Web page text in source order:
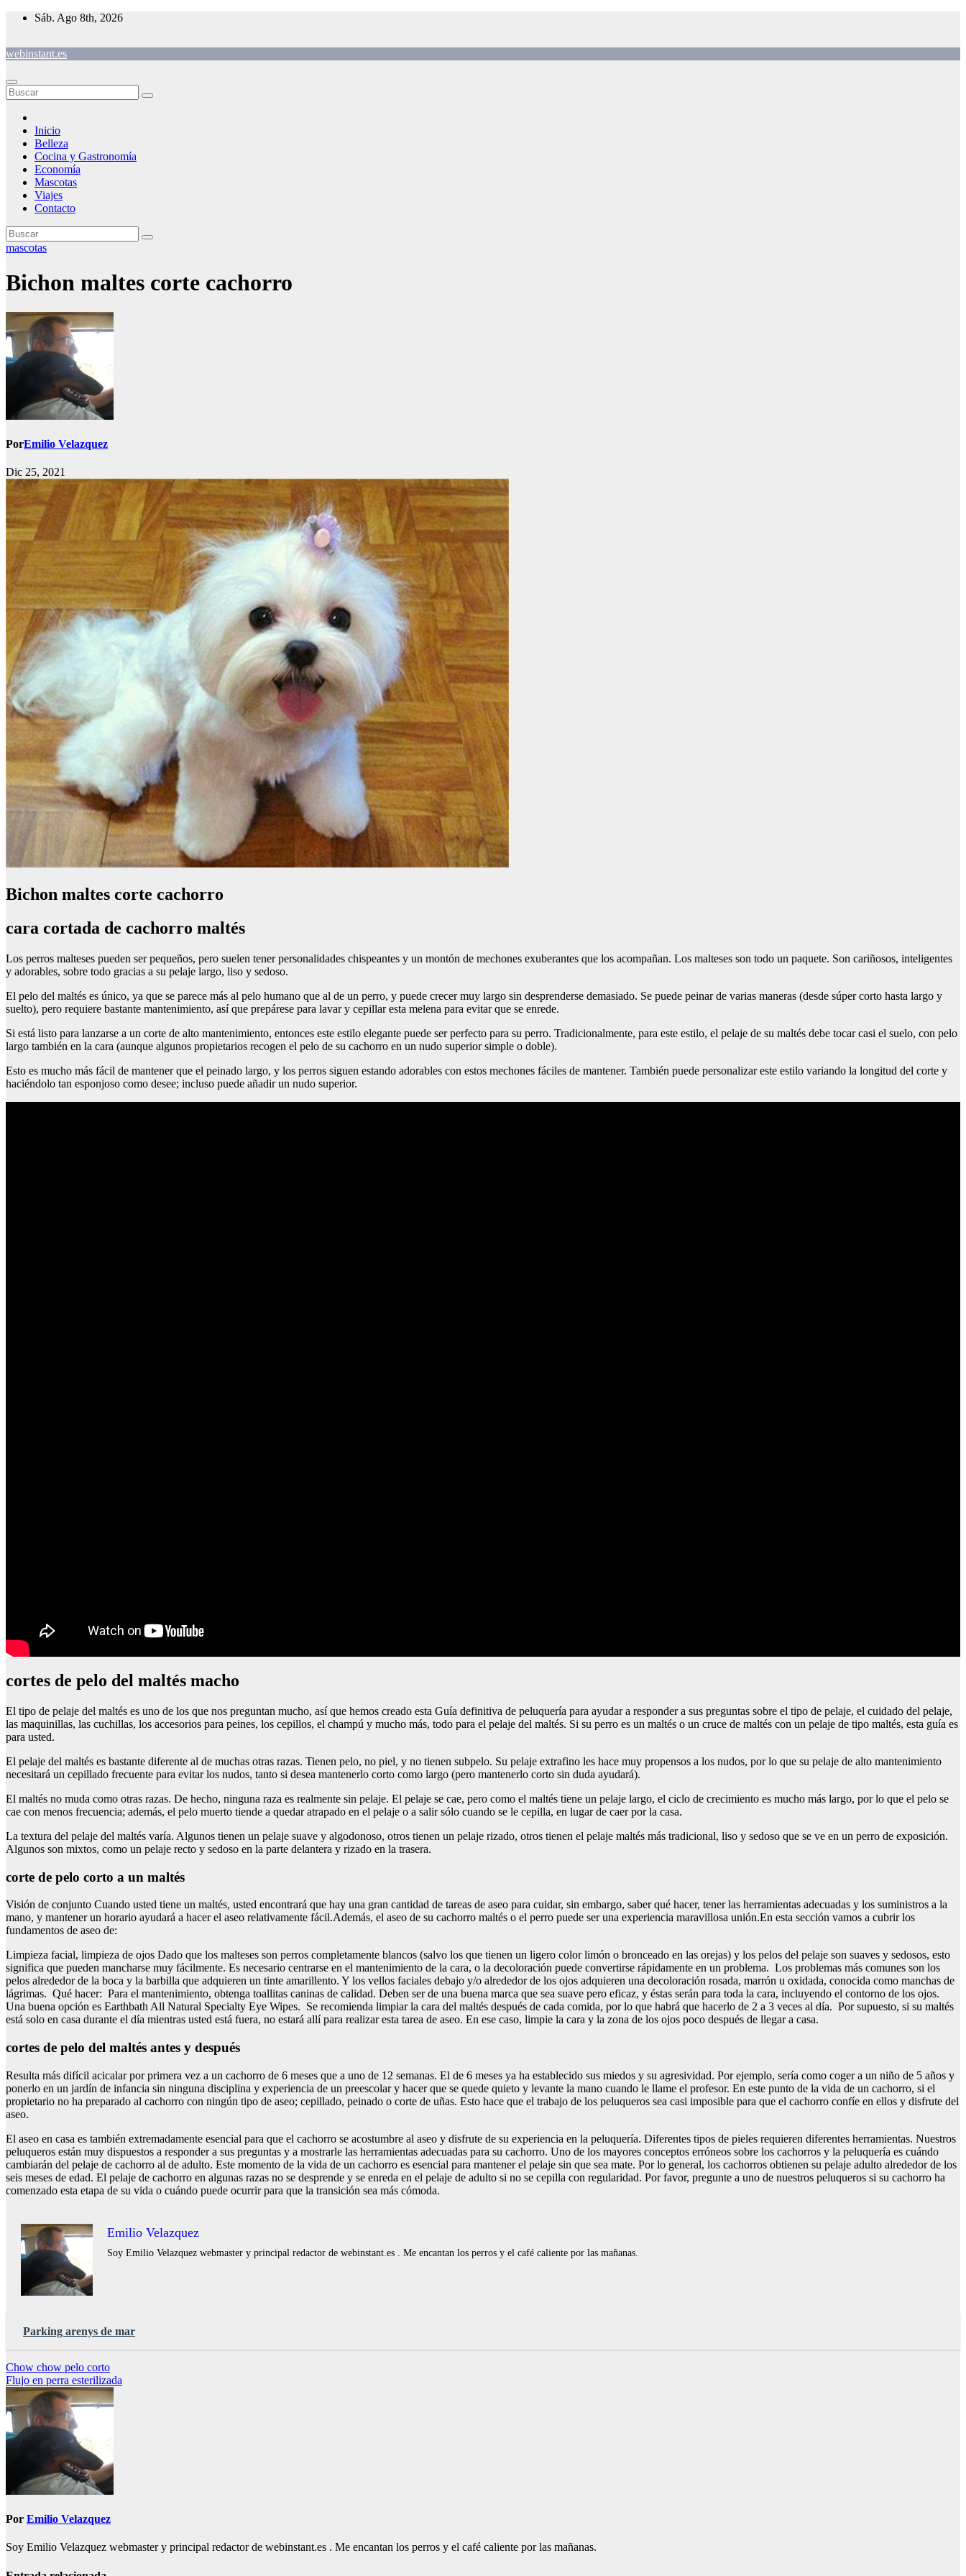
Saltar
Sáb. Ago 8th, 2026
webinstant.es
Inicio
Belleza
Cocina y Gastronomía
Economía
Mascotas
Viajes
Contacto
mascotas
Bichon maltes corte cachorro
PorEmilio Velazquez
Dic 25, 2021
Bichon maltes corte cachorro
cara cortada de cachorro maltés
Los perros malteses pueden ser pequeños, pero suelen tener personalidades chispeantes y un montón de mechones exuberantes que los acompañan. Los malteses son todo un paquete. Son cariñosos, inteligentes
y adorables, sobre todo gracias a su pelaje largo, liso y sedoso.
El pelo del maltés es único, ya que se parece más al pelo humano que al de un perro, y puede crecer muy largo sin desprenderse demasiado. Se puede peinar de varias maneras (desde súper corto hasta largo y
suelto), pero requiere bastante mantenimiento, así que prepárese para lavar y cepillar esta melena para evitar que se enrede.
Si está listo para lanzarse a un corte de alto mantenimiento, entonces este estilo elegante puede ser perfecto para su perro. Tradicionalmente, para este estilo, el pelaje de su maltés debe tocar casi el suelo, con pelo
largo también en la cara (aunque algunos propietarios recogen el pelo de su cachorro en un nudo superior simple o doble).
Esto es mucho más fácil de mantener que el peinado largo, y los perros siguen estando adorables con estos mechones fáciles de mantener. También puede personalizar este estilo variando la longitud del corte y
haciéndolo tan esponjoso como desee; incluso puede añadir un nudo superior.
cortes de pelo del maltés macho
El tipo de pelaje del maltés es uno de los que nos preguntan mucho, así que hemos creado esta Guía definitiva de peluquería para ayudar a responder a sus preguntas sobre el tipo de pelaje, el cuidado del pelaje,
las maquinillas, las cuchillas, los accesorios para peines, los cepillos, el champú y mucho más, todo para el pelaje del maltés. Si su perro es un maltés o un cruce de maltés con un pelaje de tipo maltés, esta guía es
para usted.
El pelaje del maltés es bastante diferente al de muchas otras razas. Tienen pelo, no piel, y no tienen subpelo. Su pelaje extrafino les hace muy propensos a los nudos, por lo que su pelaje de alto mantenimiento
necesitará un cepillado frecuente para evitar los nudos, tanto si desea mantenerlo corto como largo (pero mantenerlo corto sin duda ayudará).
El maltés no muda como otras razas. De hecho, ninguna raza es realmente sin pelaje. El pelaje se cae, pero como el maltés tiene un pelaje largo, el ciclo de crecimiento es mucho más largo, por lo que el pelo se
cae con menos frecuencia; además, el pelo muerto tiende a quedar atrapado en el pelaje o a salir sólo cuando se le cepilla, en lugar de caer por la casa.
La textura del pelaje del maltés varía. Algunos tienen un pelaje suave y algodonoso, otros tienen un pelaje rizado, otros tienen el pelaje maltés más tradicional, liso y sedoso que se ve en un perro de exposición.
Algunos son mixtos, como un pelaje recto y sedoso en la parte delantera y rizado en la trasera.
corte de pelo corto a un maltés
Visión de conjunto Cuando usted tiene un maltés, usted encontrará que hay una gran cantidad de tareas de aseo para cuidar, sin embargo, saber qué hacer, tener las herramientas adecuadas y los suministros a la
mano, y mantener un horario ayudará a hacer el aseo relativamente fácil.Además, el aseo de su cachorro maltés o el perro puede ser una experiencia maravillosa unión.En esta sección vamos a cubrir los
fundamentos de aseo de:
Limpieza facial, limpieza de ojos Dado que los malteses son perros completamente blancos (salvo los que tienen un ligero color limón o bronceado en las orejas) y los pelos del pelaje son suaves y sedosos, esto
significa que pueden mancharse muy fácilmente. Es necesario centrarse en el mantenimiento de la cara, o la decoloración puede convertirse rápidamente en un problema. Los problemas más comunes son los
pelos alrededor de la boca y la barbilla que adquieren un tinte amarillento. Y los vellos faciales debajo y/o alrededor de los ojos adquieren una decoloración rosada, marrón u oxidada, conocida como manchas de
lágrimas. Qué hacer: Para el mantenimiento, obtenga toallitas caninas de calidad. Deben ser de una buena marca que sea suave pero eficaz, y éstas serán para toda la cara, incluyendo el contorno de los ojos.
Una buena opción es Earthbath All Natural Specialty Eye Wipes. Se recomienda limpiar la cara del maltés después de cada comida, por lo que habrá que hacerlo de 2 a 3 veces al día. Por supuesto, si su maltés
está solo en casa durante el día mientras usted está fuera, no estará allí para realizar esta tarea de aseo. En ese caso, limpie la cara y la zona de los ojos poco después de llegar a casa.
cortes de pelo del maltés antes y después
Resulta más difícil acicalar por primera vez a un cachorro de 6 meses que a uno de 12 semanas. El de 6 meses ya ha establecido sus miedos y su agresividad. Por ejemplo, sería como coger a un niño de 5 años y
ponerlo en un jardín de infancia sin ninguna disciplina y experiencia de un preescolar y hacer que se quede quieto y levante la mano cuando le llame el profesor. En este punto de la vida de un cachorro, si el
propietario no ha preparado al cachorro con ningún tipo de aseo; cepillado, peinado o corte de uñas. Esto hace que el trabajo de los peluqueros sea casi imposible para que el cachorro confíe en ellos y disfrute del
aseo.
El aseo en casa es también extremadamente esencial para que el cachorro se acostumbre al aseo y disfrute de su experiencia en la peluquería. Diferentes tipos de pieles requieren diferentes herramientas. Nuestros
peluqueros están muy dispuestos a responder a sus preguntas y a mostrarle las herramientas adecuadas para su cachorro. Uno de los mayores conceptos erróneos sobre los cachorros y la peluquería es cuándo
cambiarán del pelaje de cachorro al de adulto. Este momento de la vida de un cachorro es esencial para mantener el pelaje sin que sea mate. Por lo general, los cachorros obtienen su pelaje adulto alrededor de los
seis meses de edad. El pelaje de cachorro en algunas razas no se desprende y se enreda en el pelaje de adulto si no se cepilla con regularidad. Por favor, pregunte a uno de nuestros peluqueros si su cachorro ha
comenzado esta etapa de su vida o cuándo puede ocurrir para que la transición sea más cómoda.
Emilio Velazquez
Soy Emilio Velazquez webmaster y principal redactor de webinstant.es . Me encantan los perros y el café caliente por las mañanas.
Parking arenys de mar
Navegación
de
entradas
Chow chow pelo corto
Flujo en perra esterilizada
Por Emilio Velazquez
Soy Emilio Velazquez webmaster y principal redactor de webinstant.es . Me encantan los perros y el café caliente por las mañanas.